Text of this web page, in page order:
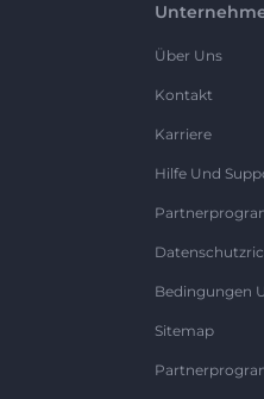
Über Uns
Kontakt
Karriere
Hilfe Und
Bedingungen
Sitemap